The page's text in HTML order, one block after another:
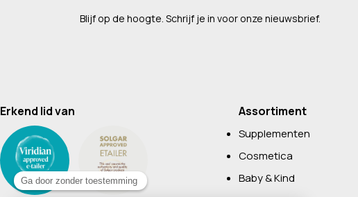
Blijf op de hoogte. Schrijf je in voor onze nieuwsbrief.
Erkend lid van Assortiment
Supplementen
Cosmetica
Baby & Kind